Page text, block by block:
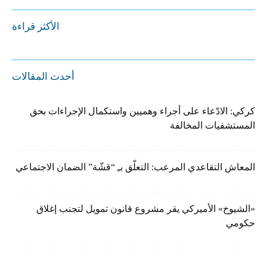
الأكثر قراءة
أحدث المقالات
كركي: الادّعاء على أجراء وهميين واستكمال الإجراءات بحق
المستشفيات المخالفة
المعاش التقاعدي المرعب: التعلّق بـِ “قشّة” الضمان الاجتماعي
«الشيوخ» الأميركي يقر مشروع قانون تمويل لتجنب إغلاق
حكومي